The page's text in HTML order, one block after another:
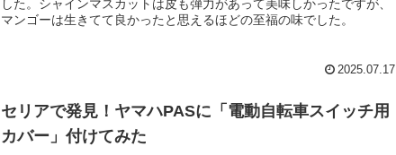
した。シャインマスカットは皮も弾力があって美味しかったですが、
マンゴーは生きてて良かったと思えるほどの至福の味でした。
2025.07.17
セリアで発見！ヤマハPASに「電動自転車スイッチ用
カバー」付けてみた